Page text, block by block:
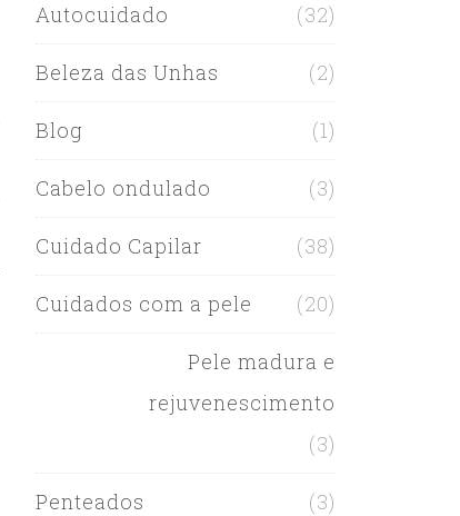
Autocuidado (32)
Beleza das Unhas (2)
Blog (1)
Cabelo ondulado (3)
Cuidado Capilar (38)
Cuidados com a pele (20)
Pele madura e
rejuvenescimento
(3)
Penteados (3)